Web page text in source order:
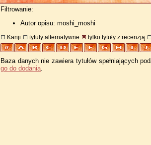
Filtrowanie:
Autor opisu: moshi_moshi
Kanji tytuły alternatywne tylko tytuły z recenzją
Baza danych nie zawiera tytułów spełniających
go do dodania.